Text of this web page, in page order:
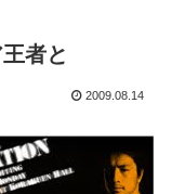
者と
2009.08.14